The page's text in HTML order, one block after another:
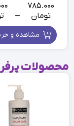
643.000
تومان
–
مشاهده و
محصولات